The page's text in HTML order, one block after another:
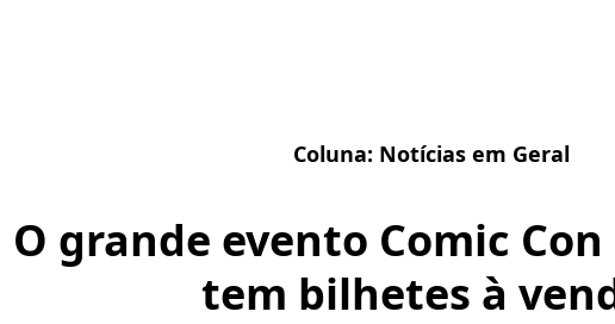
Coluna: Notícias em Geral
O grande evento Comic
tem bilhetes à